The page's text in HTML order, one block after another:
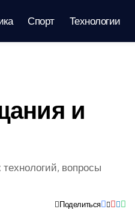
Спорт Технологии
и
вопросы
Поделиться